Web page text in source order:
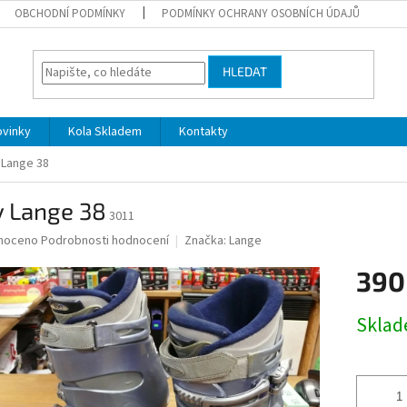
OBCHODNÍ PODMÍNKY PODMÍNKY OCHRANY OSOBNÍCH ÚDAJŮ
HLEDAT
Kola Skladem
Kontakty
38
Lange 38 3011
Podrobnosti hodnocení Značka: Lange
cena: